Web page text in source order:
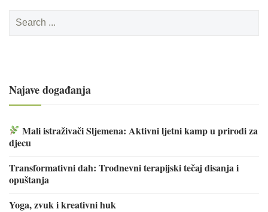
for:
Najave događanja
Mali istraživači Sljemena: Aktivni ljetni kamp u prirodi za
djecu
Transformativni dah: Trodnevni terapijski tečaj disanja i
opuštanja
Yoga, zvuk i kreativni huk